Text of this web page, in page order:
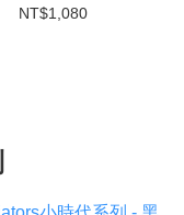
NT$1,080